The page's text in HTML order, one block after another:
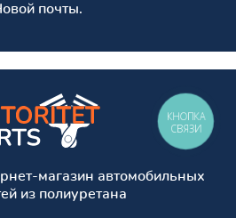
почты.
магазин автомобильных
из полиуретана
КНОПКА
СВЯЗИ